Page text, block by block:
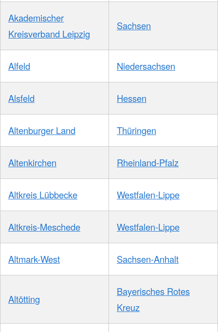
Akademischer
Kreisverband Leipzig
Sachsen
Alfeld Niedersachsen
Alsfeld Hessen
Altenburger Land Thüringen
Altenkirchen Rheinland-Pfalz
Altkreis Lübbecke Westfalen-Lippe
Altkreis-Meschede Westfalen-Lippe
Altmark-West Sachsen-Anhalt
Altötting
Bayerisches Rotes
Kreuz